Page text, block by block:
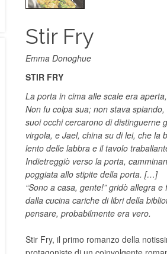
Stir Fry
Emma Donoghue
STIR FRY
La porta in cima alle scale era
Non fu colpa sua; non stava
suoi occhi cercarono di distinguerne
virgola, e Jael, china su di lei, che la
lento delle labbra e il tavolo
Indietreggiò verso la porta,
poggiata allo stipite della porta. […]
“Sono a casa, gente!” gridò allegra
dalla cucina cariche di libri della
pensare, probabilmente era vero.
Stir Fry, il primo romanzo della